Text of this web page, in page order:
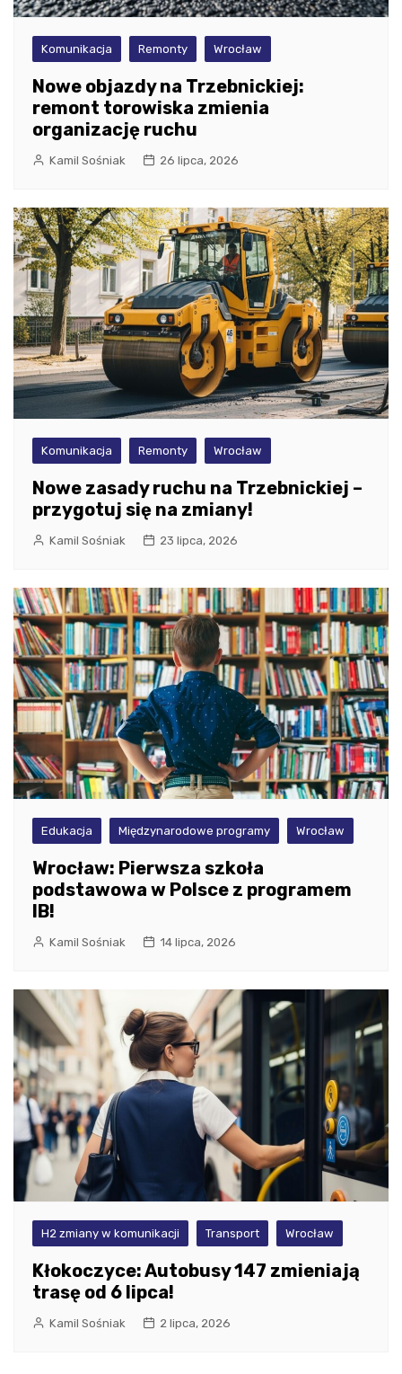
Komunikacja Remonty Wrocław
Nowe objazdy na Trzebnickiej:
remont torowiska zmienia
organizację ruchu
Kamil Sośniak 26 lipca, 2026
Komunikacja Remonty Wrocław
Nowe zasady ruchu na Trzebnickiej –
przygotuj się na zmiany!
Kamil Sośniak 23 lipca, 2026
Edukacja Międzynarodowe programy Wrocław
Wrocław: Pierwsza szkoła
podstawowa w Polsce z programem
IB!
Kamil Sośniak 14 lipca, 2026
H2 zmiany w komunikacji Transport Wrocław
Kłokoczyce: Autobusy 147 zmieniają
trasę od 6 lipca!
Kamil Sośniak 2 lipca, 2026